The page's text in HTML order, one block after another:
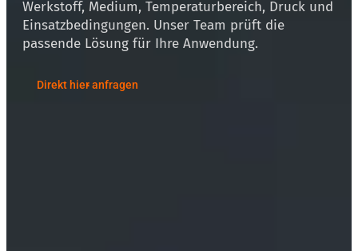
Werkstoff, Medium, Temperaturbereich, Druck und
Einsatzbedingungen. Unser Team prüft die
passende Lösung für Ihre Anwendung.
Direkt hier anfragen